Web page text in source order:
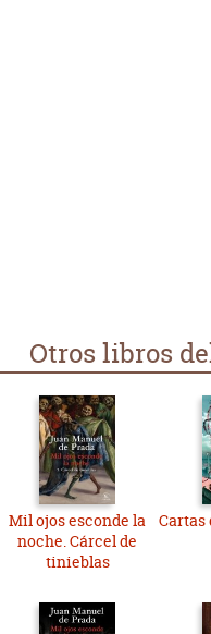
Otros libros
Mil ojos esconde la
noche. Cárcel de
tinieblas
Cartas